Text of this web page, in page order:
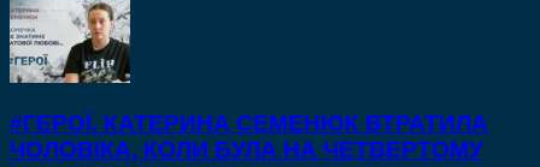
#ГЕРОЇ. КАТЕРИНА СЕМЕНЮК ВТРАТИЛА
ЧОЛОВІКА, КОЛИ БУЛА НА ЧЕТВЕРТОМУ